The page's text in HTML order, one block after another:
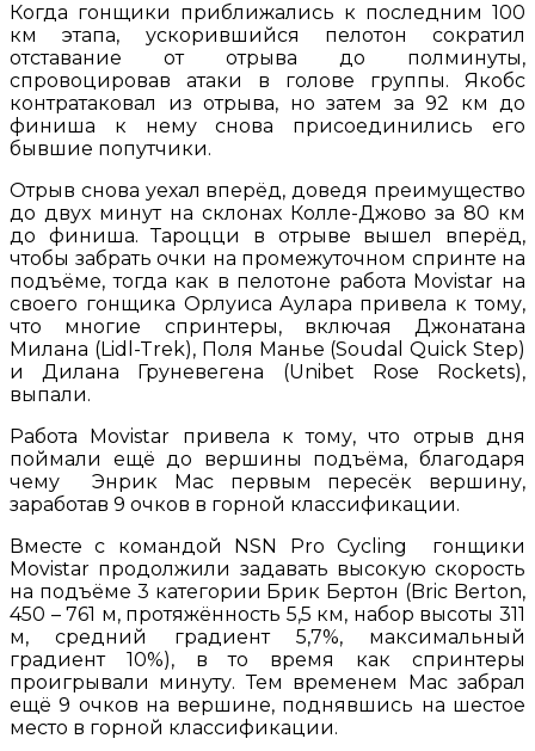
Когда гонщики приближались к последним 100
км этапа, ускорившийся пелотон сократил
отставание от отрыва до полминуты,
спровоцировав атаки в голове группы. Якобс
контратаковал из отрыва, но затем за 92 км до
финиша к нему снова присоединились его
бывшие попутчики.
Отрыв снова уехал вперёд, доведя преимущество
до двух минут на склонах Колле-Джово за 80 км
до финиша. Тароцци в отрыве вышел вперёд,
чтобы забрать очки на промежуточном спринте на
подъёме, тогда как в пелотоне работа Movistar на
своего гонщика Орлуиса Аулара привела к тому,
что многие спринтеры, включая Джонатана
Милана (Lidl-Trek), Поля Манье (Soudal Quick Step)
и Дилана Груневегена (Unibet Rose Rockets),
выпали.
Работа Movistar привела к тому, что отрыв дня
поймали ещё до вершины подъёма, благодаря
чему Энрик Мас первым пересёк вершину,
заработав 9 очков в горной классификации.
Вместе с командой NSN Pro Cycling гонщики
Movistar продолжили задавать высокую скорость
на подъёме 3 категории Брик Бертон (Bric Berton,
450 – 761 м, протяжённость 5,5 км, набор высоты 311
м, средний градиент 5,7%, максимальный
градиент 10%), в то время как спринтеры
проигрывали минуту. Тем временем Мас забрал
ещё 9 очков на вершине, поднявшись на шестое
место в горной классификации.